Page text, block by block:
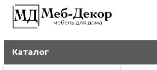
Каталог